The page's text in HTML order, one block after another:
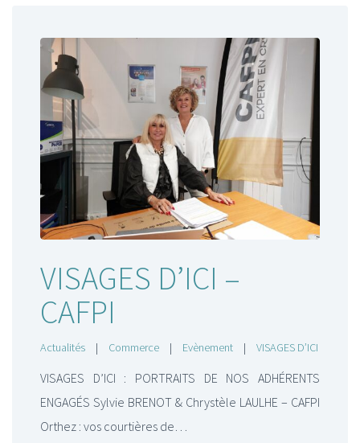
VISAGES D’ICI –
CAFPI
Actualités | Commerce | Evènement | VISAGES D’ICI
VISAGES D’ICI : PORTRAITS DE NOS ADHÉRENTS
ENGAGÉS Sylvie BRENOT & Chrystèle LAULHE – CAFPI
Orthez : vos courtières de…